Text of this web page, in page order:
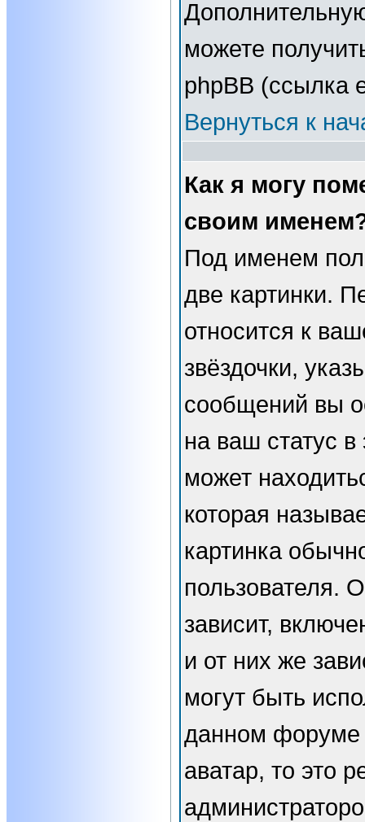
можете
phpBB (ссылка
Вернуться к
Как я могу
своим
Под именем
две картинки.
относится к
звёздочки,
сообщений вы
на ваш статус
может
которая
картинка
пользователя.
зависит,
и от них же
могут быть
данном форуме
аватар, то это